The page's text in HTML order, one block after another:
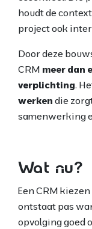
houdt de
project ook
Door deze
CRM meer dan
verplichting.
werken die
samenwerking
Wat nu?
Een CRM
ontstaat pas
opvolging goed